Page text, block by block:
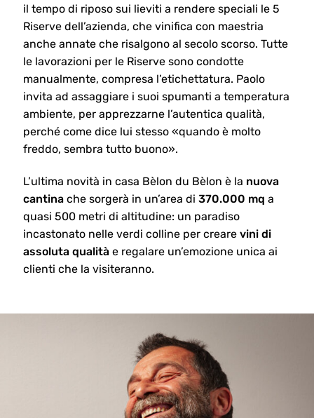
il tempo di riposo sui lieviti a rendere speciali le 5
Riserve dell’azienda, che vinifica con maestria
anche annate che risalgono al secolo scorso. Tutte
le lavorazioni per le Riserve sono condotte
manualmente, compresa l’etichettatura. Paolo
invita ad assaggiare i suoi spumanti a temperatura
ambiente, per apprezzarne l’autentica qualità,
perché come dice lui stesso «quando è molto
freddo, sembra tutto buono».
L’ultima novità in casa Bèlon du Bèlon è la nuova
cantina che sorgerà in un’area di 370.000 mq a
quasi 500 metri di altitudine: un paradiso
incastonato nelle verdi colline per creare vini di
assoluta qualità e regalare un’emozione unica ai
clienti che la visiteranno.